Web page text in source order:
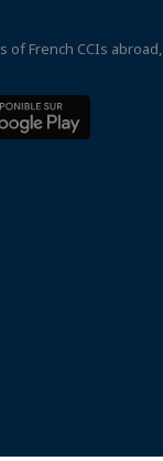
of French CCIs abroad,